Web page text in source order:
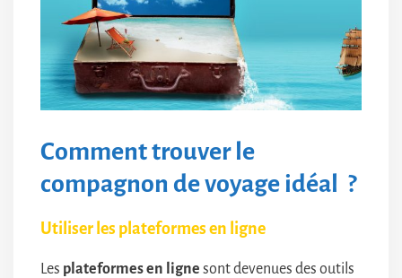
Comment trouver le
compagnon de voyage idéal ?
Utiliser les plateformes en ligne
Les plateformes en ligne sont devenues des outils